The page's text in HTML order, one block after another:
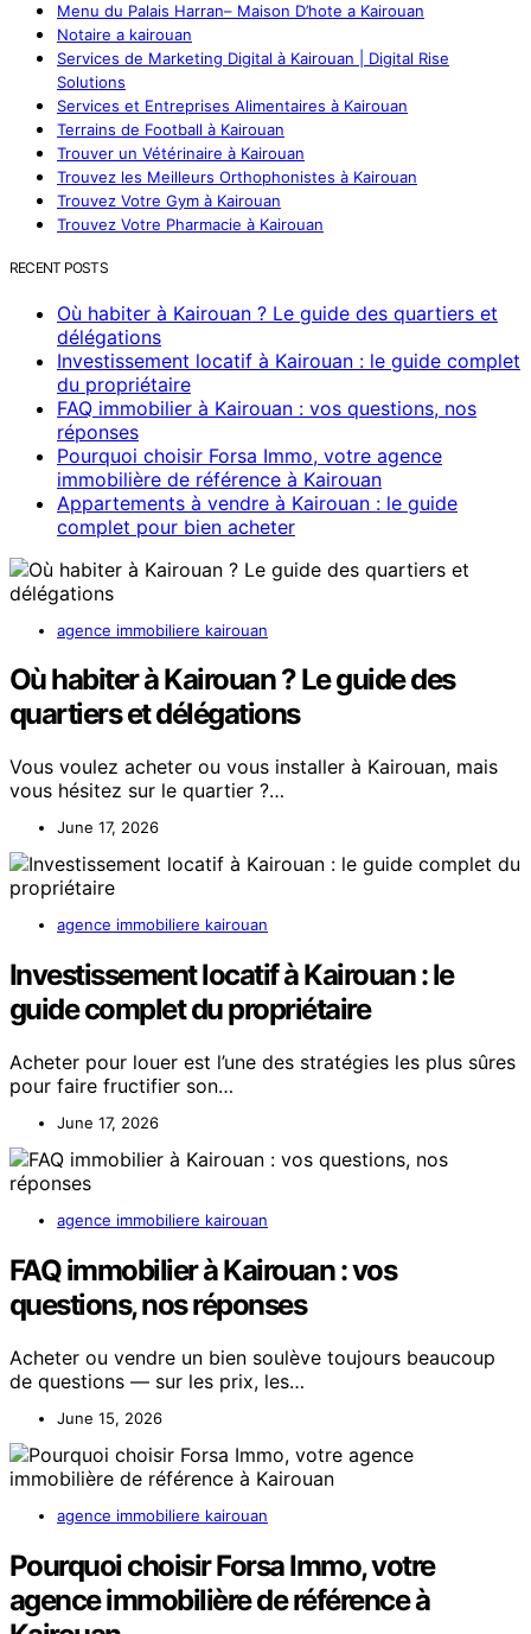
Menu du Palais Harran– Maison D’hote a Kairouan
Notaire a kairouan
Services de Marketing Digital à Kairouan | Digital Rise
Solutions
Services et Entreprises Alimentaires à Kairouan
Terrains de Football à Kairouan
Trouver un Vétérinaire à Kairouan
Trouvez les Meilleurs Orthophonistes à Kairouan
Trouvez Votre Gym à Kairouan
Trouvez Votre Pharmacie à Kairouan
RECENT POSTS
Où habiter à Kairouan ? Le guide des quartiers et
délégations
Investissement locatif à Kairouan : le guide complet
du propriétaire
FAQ immobilier à Kairouan : vos questions, nos
réponses
Pourquoi choisir Forsa Immo, votre agence
immobilière de référence à Kairouan
Appartements à vendre à Kairouan : le guide
complet pour bien acheter
agence immobiliere kairouan
Où habiter à Kairouan ? Le guide des
quartiers et délégations
Vous voulez acheter ou vous installer à Kairouan, mais
vous hésitez sur le quartier ?…
June 17, 2026
agence immobiliere kairouan
Investissement locatif à Kairouan : le
guide complet du propriétaire
Acheter pour louer est l’une des stratégies les plus sûres
pour faire fructifier son…
June 17, 2026
agence immobiliere kairouan
FAQ immobilier à Kairouan : vos
questions, nos réponses
Acheter ou vendre un bien soulève toujours beaucoup
de questions — sur les prix, les…
June 15, 2026
agence immobiliere kairouan
Pourquoi choisir Forsa Immo, votre
agence immobilière de référence à